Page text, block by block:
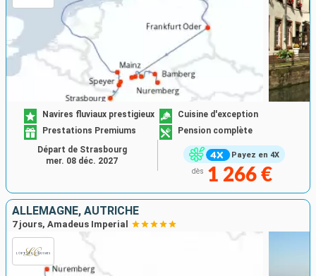
Payez en 4X
Navires fluviaux prestigieux
Cuisine d'exception
Prestations Premiums
Pension complète
dès 1 266 €
Départ de Strasbourg
mer. 08 déc. 2027
ALLEMAGNE, AUTRICHE
7 jours, Amadeus Imperial